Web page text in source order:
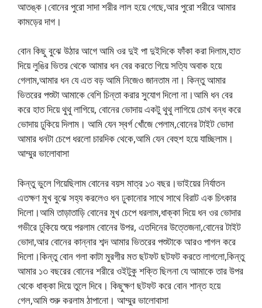
আতঙ্ক।বোনের পুরো সাদা শরীর লাল হয়ে গেছে,আর পুরো শরীরে আমার
কামড়ের দাগ।
বোন কিছু বুঝে উঠার আগে আমি ওর দুই পা দুইদিকে ফাঁকা করা দিলাম,হাত
দিয়ে লুঙির ভিতর থেকে আমার ধন বের করতে গিয়ে সত্যি অবাক হয়ে
গেলাম,আমার ধন যে এত বড় আমি নিজেও জানতাম না। কিন্তু আমার
ভিতরের পশুটা আমাকে বেশি চিন্তা করার সুযোগ দিলো না।আমি ধন বের
করে হাত দিয়ে থুথু লাগিয়ে, বোনের ভোদায় একটু থুথু লাগিয়ে চোখ বন্ধ করে
ভোদায় ঢুকিয়ে দিলাম। আমি যেন স্বর্গ খোঁজে পেলাম,বোনের টাইট ভোদা
আমার ধনটা চেপে ধরলো চারদিক থেকে,আমি যেন বেহুশ হয়ে যাচ্ছিলাম। ​​
আম্মুর ভালোবাসা
কিন্তু ভুলে গিয়েছিলাম বোনের বয়স মাত্র ১৩ বছর।ভাইয়ের নির্যাতন
এতক্ষণ মুখ বুঝে সহ্য করলেও ধন ঢুকানোর সাথে সাথে বিরাট এক চিৎকার
দিলো।আমি তাড়াতাড়ি বোনের মুখ চেপে ধরলাম,ধাক্কা দিয়ে ধন ওর ভোদার
গভীরে ঢুকিয়ে শুয়ে পরলাম বোনের উপর, এতদিনের উত্তেজনা,বোনের টাইট
ভোদা,আর বোনের কান্নার শব্দ আমার ভিতরের পশুটাকে আরও পাগল করে
দিলো।কিন্তু বোন গলা কাটা মুরগীর মত ছটফট ছটফট করতে লাগলো,কিন্তু
আমার ১৩ বছরের বোনের শরীরে ওইটুকু শক্তি ছিলনা যে আমাকে তার উপর
থেকে ধাক্কা দিয়ে তুলে দিবে। কিছুক্ষণ ছটফট করে বোন শান্ত হয়ে
গেল,আমি শুরু করলাম ঠাপানো। ​​আম্মুর ভালোবাসা